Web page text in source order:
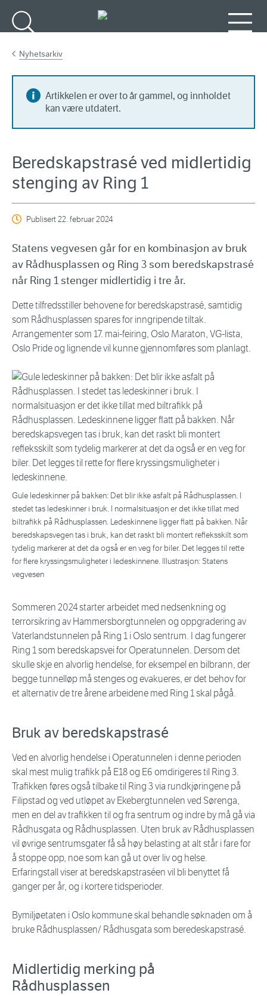
Nyhetsarkiv
Artikkelen er over to år gammel, og innholdet
kan være utdatert.
Beredskapstrasé ved midlertidig
stenging av Ring 1
Publisert22. februar 2024
Statens vegvesen går for en kombinasjon av bruk
av Rådhusplassen og Ring 3 som beredskapstrasé
når Ring 1 stenger midlertidig i tre år.
Dette tilfredsstiller behovene for beredskapstrasé, samtidig
som Rådhusplassen spares for inngripende tiltak.
Arrangementer som 17. mai-feiring, Oslo Maraton, VG-lista,
Oslo Pride og lignende vil kunne gjennomføres som planlagt.
Gule ledeskinner på bakken: Det blir ikke asfalt på Rådhusplassen. I
stedet tas ledeskinner i bruk. I normalsituasjon er det ikke tillat med
biltrafikk på Rådhusplassen. Ledeskinnene ligger flatt på bakken. Når
beredskapsvegen tas i bruk, kan det raskt bli montert refleksskilt som
tydelig markerer at det da også er en veg for biler. Det legges til rette
for flere kryssingsmuligheter i ledeskinnene. Illustrasjon: Statens
vegvesen
Sommeren 2024 starter arbeidet med nedsenkning og
terrorsikring av Hammersborgtunnelen og oppgradering av
Vaterlandstunnelen på Ring 1 i Oslo sentrum. I dag fungerer
Ring 1 som beredskapsvei for Operatunnelen. Dersom det
skulle skje en alvorlig hendelse, for eksempel en bilbrann, der
begge tunnelløp må stenges og evakueres, er det behov for
et alternativ de tre årene arbeidene med Ring 1 skal pågå.
Bruk av beredskapstrasé
Ved en alvorlig hendelse i Operatunnelen i denne perioden
skal mest mulig trafikk på E18 og E6 omdirigeres til Ring 3.
Trafikken føres også tilbake til Ring 3 via rundkjøringene på
Filipstad og ved utløpet av Ekebergtunnelen ved Sørenga,
men en del av trafikken til og fra sentrum og indre by må gå via
Rådhusgata og Rådhusplassen. Uten bruk av Rådhusplassen
vil øvrige sentrumsgater få så høy belasting at alt står i fare for
å stoppe opp, noe som kan gå ut over liv og helse.
Erfaringstall viser at beredskapstraséen vil bli benyttet få
ganger per år, og i kortere tidsperioder.
Bymiljøetaten i Oslo kommune skal behandle søknaden om å
bruke Rådhusplassen/ Rådhusgata som beredeskapstrasé.
Midlertidig merking på
Rådhusplassen